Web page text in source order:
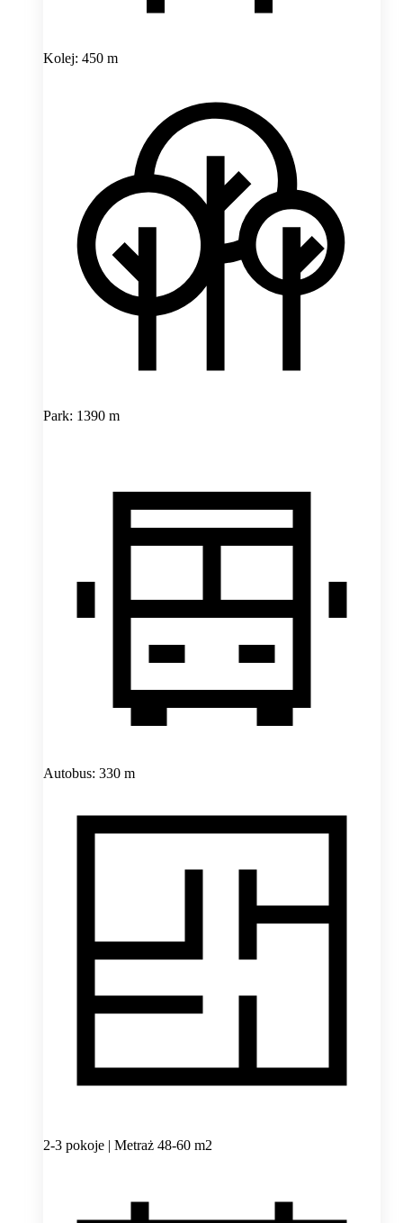
Kolej: 450 m
Park: 1390 m
Autobus: 330 m
2-3 pokoje | Metraż 48-60 m2